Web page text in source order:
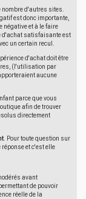
d'autres sites.
est donc importante,
négative et à le faire
d'achat satisfaisante est
un certain recul.
d'achat doit être
(l'utilisation par
aucune
parce que vous
afin de trouver
directement
. Pour toute question sur
et c'est elle
avant
de pouvoir
réelle de la